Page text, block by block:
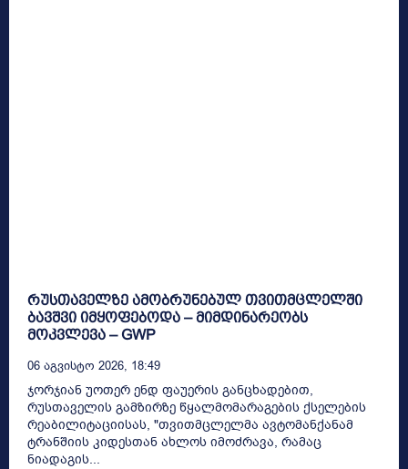
რუსთაველზე ამობრუნებულ თვითმცლელში
ბავშვი იმყოფებოდა – მიმდინარეობს
მოკვლევა – GWP
06 Აგვისტო 2026, 18:49
ჯორჯიან უოთერ ენდ ფაუერის განცხადებით,
რუსთაველის გამზირზე წყალმომარაგების ქსელების
რეაბილიტაციისას, "თვითმცლელმა ავტომანქანამ
ტრანშიის კიდესთან ახლოს იმოძრავა, რამაც
ნიადაგის...